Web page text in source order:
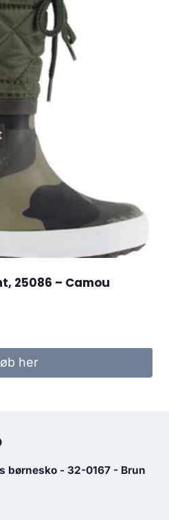
25086 – Camou
her
børnesko - 32-0167 - Brun